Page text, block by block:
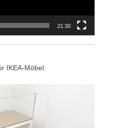
21:30
IKEA-Möbel: